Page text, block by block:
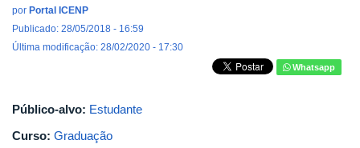
por Portal ICENP
Publicado: 28/05/2018 - 16:59
Última modificação: 28/02/2020 - 17:30
Whatsapp
Público-alvo: Estudante
Curso: Graduação